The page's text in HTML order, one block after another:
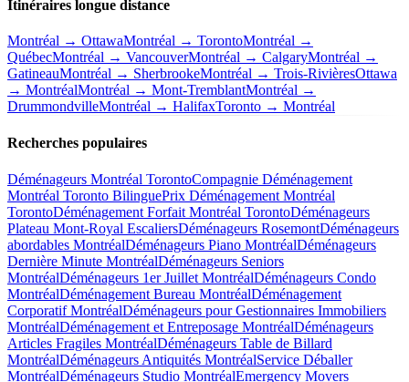
Itinéraires longue distance
Montréal → OttawaMontréal → TorontoMontréal →
QuébecMontréal → VancouverMontréal → CalgaryMontréal →
GatineauMontréal → SherbrookeMontréal → Trois-RivièresOttawa
→ MontréalMontréal → Mont-TremblantMontréal →
DrummondvilleMontréal → HalifaxToronto → Montréal
Recherches populaires
Déménageurs Montréal TorontoCompagnie Déménagement
Montréal Toronto BilinguePrix Déménagement Montréal
TorontoDéménagement Forfait Montréal TorontoDéménageurs
Plateau Mont-Royal EscaliersDéménageurs RosemontDéménageurs
abordables MontréalDéménageurs Piano MontréalDéménageurs
Dernière Minute MontréalDéménageurs Seniors
MontréalDéménageurs 1er Juillet MontréalDéménageurs Condo
MontréalDéménagement Bureau MontréalDéménagement
Corporatif MontréalDéménageurs pour Gestionnaires Immobiliers
MontréalDéménagement et Entreposage MontréalDéménageurs
Articles Fragiles MontréalDéménageurs Table de Billard
MontréalDéménageurs Antiquités MontréalService Déballer
MontréalDéménageurs Studio MontréalEmergency Movers